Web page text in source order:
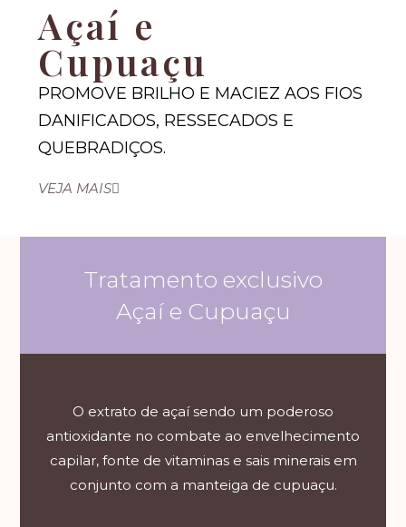
Açaí e
Cupuaçu
PROMOVE BRILHO E MACIEZ AOS FIOS
DANIFICADOS, RESSECADOS E
QUEBRADIÇOS.
VEJA MAIS
Tratamento exclusivo
Açaí e Cupuaçu
O extrato de açaí sendo um poderoso
antioxidante no combate ao envelhecimento
capilar, fonte de vitaminas e sais minerais em
conjunto com a manteiga de cupuaçu.